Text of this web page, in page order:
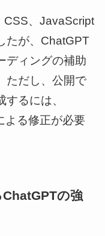
CSS、JavaScript
たが、ChatGPT
ディングの補助
ただし、公開で
るには、
よる修正が必要
の強